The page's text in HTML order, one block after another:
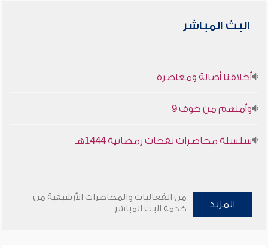
البث المباشر
أخلاقنا أصالة ومعاصرة
وأمنهم من خوف 9
سلسلة محاضرات نفحات رمضانية 1444هـ
المزيد
من الفعاليات والمحاضرات الأرشيفية من
خدمة البث المباشر